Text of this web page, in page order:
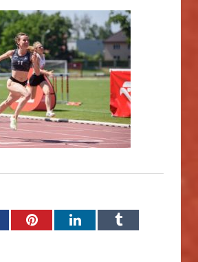
PinterestLinkedInTumblr